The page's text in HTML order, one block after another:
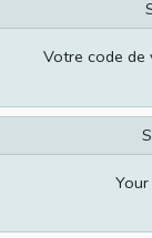
Votre code de